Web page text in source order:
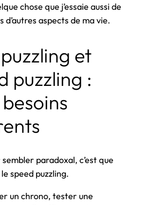
chose que j’essaie aussi de
d’autres aspects de ma vie.
et
puzzling :
paradoxal, c’est que
le speed puzzling.
un chrono, tester une